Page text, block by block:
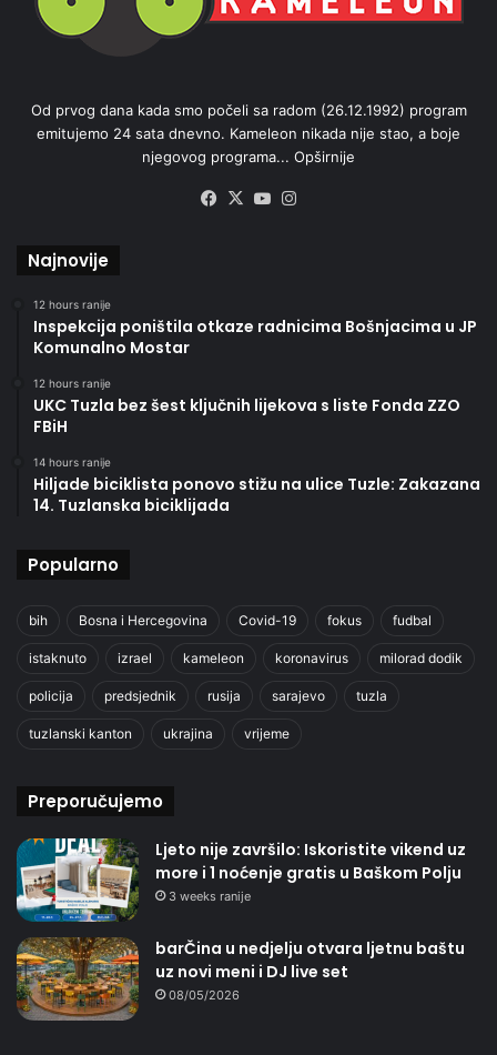
Od prvog dana kada smo počeli sa radom (26.12.1992) program
emitujemo 24 sata dnevno. Kameleon nikada nije stao, a boje
njegovog programa... Opširnije
Facebook
X YouTube
Najnovije
12 hours ranije
Inspekcija poništila otkaze radnicima Bošnjacima u JP
Komunalno Mostar
12 hours ranije
UKC Tuzla bez šest ključnih lijekova s liste Fonda ZZO
FBiH
14 hours ranije
Hiljade biciklista ponovo stižu na ulice Tuzle: Zakazana
14. Tuzlanska biciklijada
Popularno
bih Bosna i Hercegovina Covid-19 fokus fudbal
istaknuto izrael kameleon koronavirus milorad dodik
policija predsjednik rusija sarajevo tuzla
tuzlanski kanton ukrajina vrijeme
Preporučujemo
Ljeto nije završilo: Iskoristite vikend uz
more i 1 noćenje gratis u Baškom Polju
3 weeks ranije
barČina u nedjelju otvara ljetnu baštu
uz novi meni i DJ live set
08/05/2026